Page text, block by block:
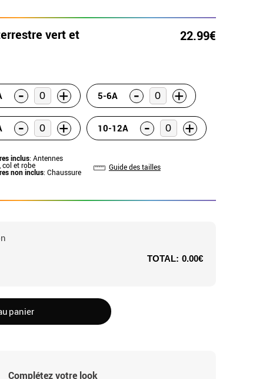
vert et 22.99€
- + 5-6A - +
- + 10-12A - +
inclus: Antennes
col et robe
non inclus: Chaussure
Guide des tailles
TOTAL: 0.00€
panier
Complétez votre look